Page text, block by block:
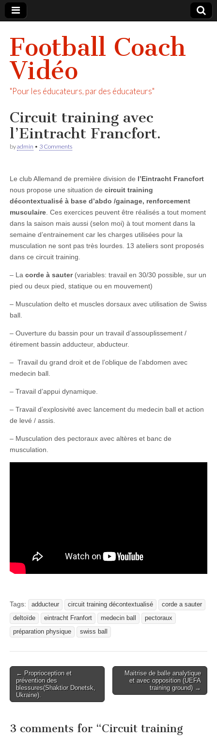
Football Coach
Vidéo
"Pour les éducateurs, par des éducateurs"
Circuit training avec
l’Eintracht Francfort.
byadmin • 3 Comments
Le club Allemand de première division de l’Eintracht Francfort
nous propose une situation de circuit training
décontextualisé à base d’abdo /gainage, renforcement
musculaire . Ces exercices peuvent être réalisés a tout moment
dans la saison mais aussi (selon moi) à tout moment dans la
semaine d’entrainement car les charges utilisées pour la
musculation ne sont pas très lourdes. 13 ateliers sont proposés
dans ce circuit training.
– La corde à sauter(variables: travail en 30/30 possible, sur un
pied ou deux pied, statique ou en mouvement)
– Musculation delto et muscles dorsaux avec utilisation de Swiss
ball.
– Ouverture du bassin pour un travail d’assouplissement /
étirement bassin adducteur, abducteur.
– Travail du grand droit et de l’oblique de l’abdomen avec
medecin ball.
– Travail d’appui dynamique.
– Travail d’explosivité avec lancement du medecin ball et action
de levé / assis.
– Musculation des pectoraux avec altères et banc de
musculation.
Tags: adducteur circuit training décontextualisé
corde a sauter
deltoïde
eintracht Franfort medecin ball
pectoraux
préparation physique
swiss ball
Post
navigation
← Proprioception et
prévention des
blessures(Shaktior Donetsk,
Ukraine).
Maitrise de balle analytique
et avec opposition (UEFA
training ground) →
3 comments for “Circuit training